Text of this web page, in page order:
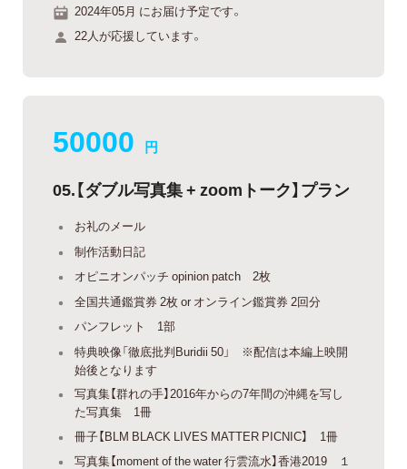
2024年05月 にお届け予定です。
22人が応援しています。
50000 円
05.【ダブル写真集 + zoomトーク】プラン
お礼のメール
制作活動日記
オピニオンパッチ opinion patch 2枚
全国共通鑑賞券 2枚 or オンライン鑑賞券 2回分
パンフレット 1部
特典映像「徹底批判Buridii 50」 ※配信は本編上映開
始後となります
写真集【群れの手】2016年からの7年間の沖縄を写し
た写真集 1冊
冊子【BLM BLACK LIVES MATTER PICNIC】 1冊
写真集【moment of the water 行雲流水】香港2019 １